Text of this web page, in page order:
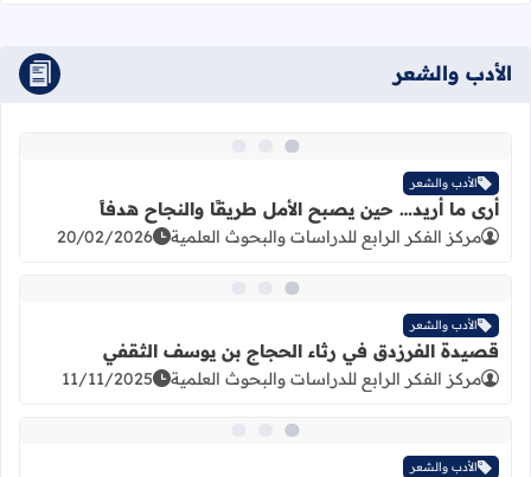
الأدب والشعر
اقرأ المزيد عن أرى ما أريد… حين
الأدب والشعر
أرى ما أريد… حين يصبح الأمل طريقًا والنجاح هدفاً
مركز الفكر الرابع للدراسات والبحوث العلمية 20/02/2026
اقرأ المزيد عن قصيدة الفرزدق في
الأدب والشعر
قصيدة الفرزدق في رثاء الحجاج بن يوسف الثقفي
مركز الفكر الرابع للدراسات والبحوث العلمية 11/11/2025
اقرأ المزيد عن قصيدة : بنو أمية
الأدب والشعر